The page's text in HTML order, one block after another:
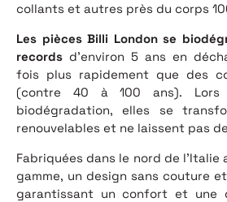
collants et autres près du corps
Les pièces Billi London se
records d’environ 5 ans en
fois plus rapidement que des
(contre 40 à 100 ans). Lors
biodégradation, elles se
renouvelables et ne laissent pas
Fabriquées dans le nord de
gamme, un design sans couture
garantissant un confort et une